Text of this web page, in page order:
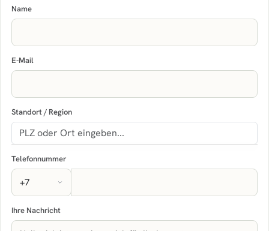
Name
E-Mail
Standort / Region
Telefonnummer
Ihre Nachricht